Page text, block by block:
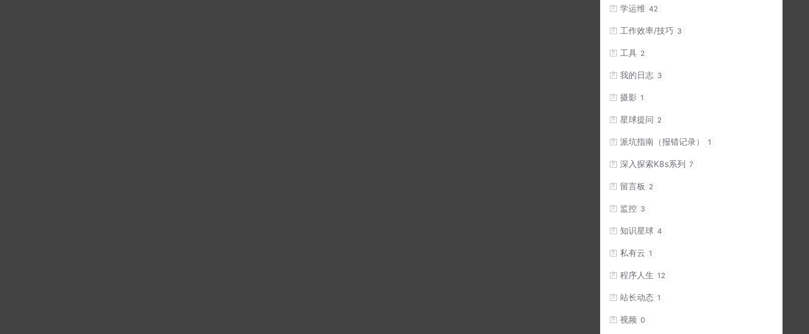
学运维 42
工作效率/技巧 3
工具 2
我的日志 3
摄影 1
星球提问 2
派坑指南（报错记录） 1
深入探索K8s系列 7
留言板 2
监控 3
知识星球 4
私有云 1
程序人生 12
站长动态 1
视频 0